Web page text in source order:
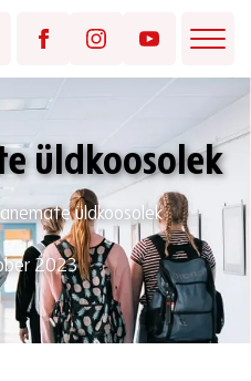
üldkoosolek
üldkoosolek
2023